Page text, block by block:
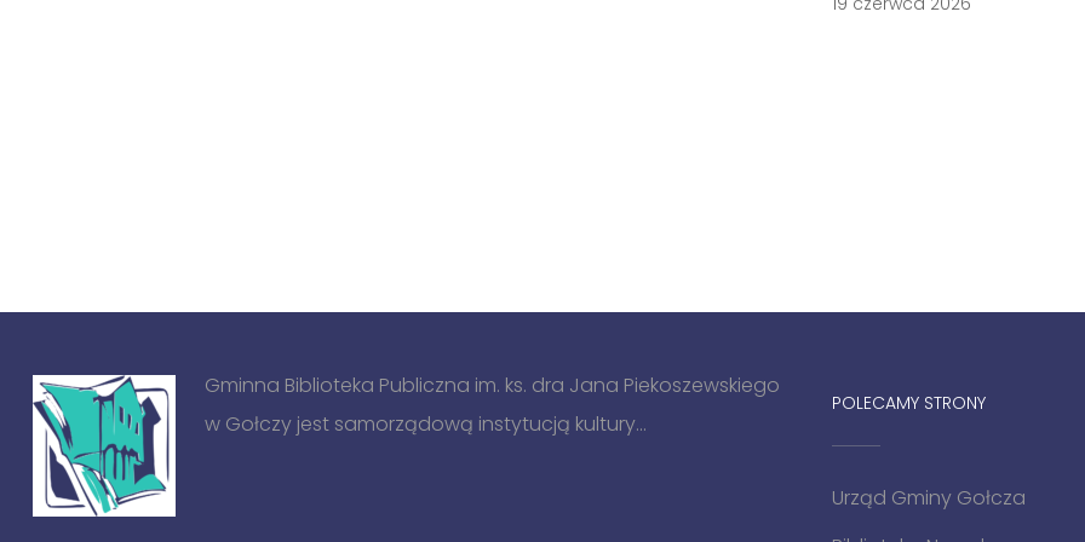
Gminna Biblioteka Publiczna im. ks. dra Jana Piekoszewskiego
w Gołczy jest samorządową instytucją kultury...
POLECAMY STRONY
Urząd Gminy Gołcza